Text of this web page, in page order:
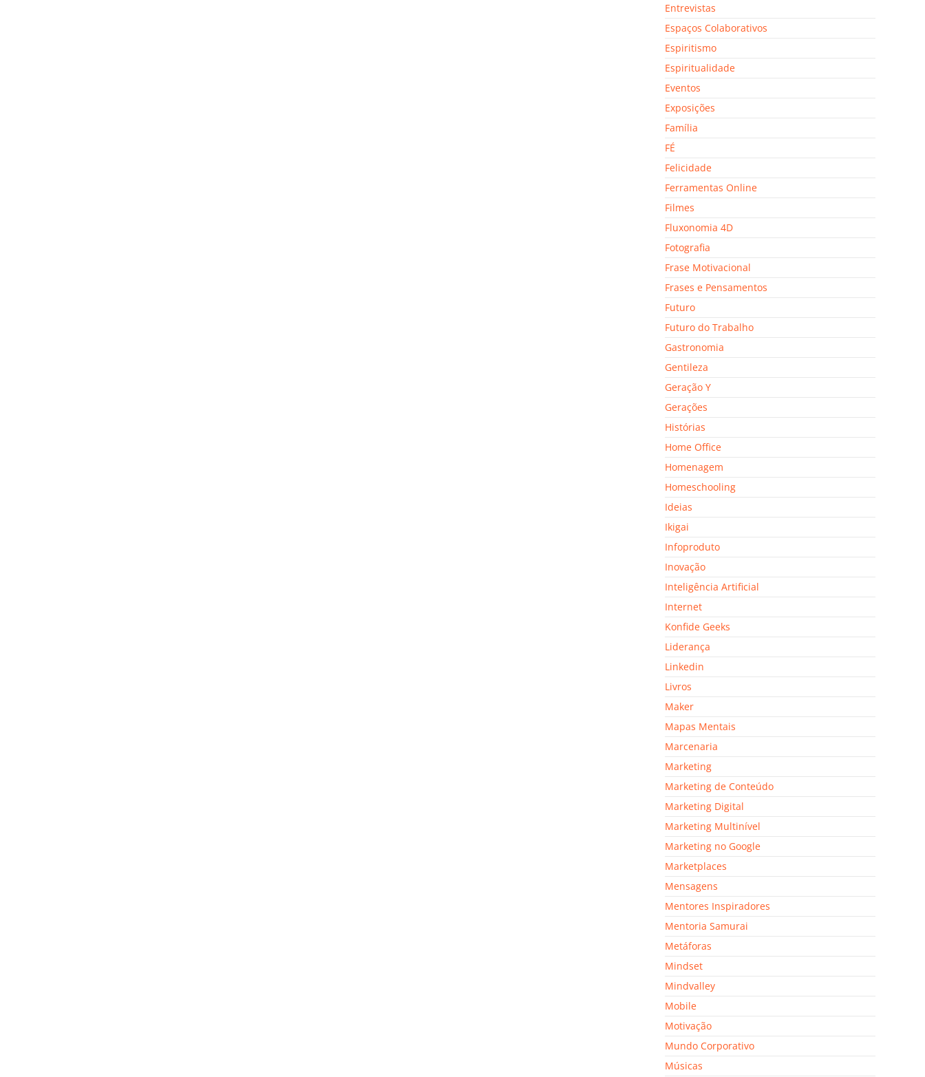
Entrevistas
Espaços Colaborativos
Espiritismo
Espiritualidade
Eventos
Exposições
Família
FÉ
Felicidade
Ferramentas Online
Filmes
Fluxonomia 4D
Fotografia
Frase Motivacional
Frases e Pensamentos
Futuro
Futuro do Trabalho
Gastronomia
Gentileza
Geração Y
Gerações
Histórias
Home Office
Homenagem
Homeschooling
Ideias
Ikigai
Infoproduto
Inovação
Inteligência Artificial
Internet
Konfide Geeks
Liderança
Linkedin
Livros
Maker
Mapas Mentais
Marcenaria
Marketing
Marketing de Conteúdo
Marketing Digital
Marketing Multinível
Marketing no Google
Marketplaces
Mensagens
Mentores Inspiradores
Mentoria Samurai
Metáforas
Mindset
Mindvalley
Mobile
Motivação
Mundo Corporativo
Músicas